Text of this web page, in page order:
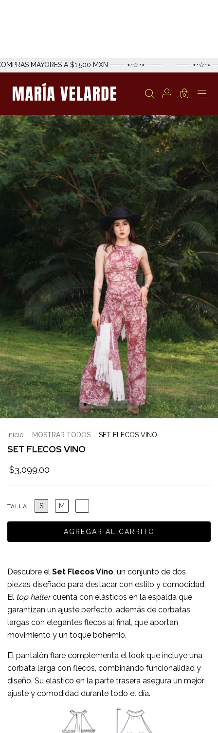
A $1,500 MXN ─── ⋆⋅☆⋅⋆ ─── ─── ⋆⋅☆⋅⋆ ─── ENVÍO
0
Inicio . MOSTRAR TODOS . SET FLECOS VINO
SET FLECOS VINO
$3,099.00
TALLA S M L
Descubre el Set Flecos Vino, un conjunto de dos
piezas diseñado para destacar con estilo y comodidad.
El top haltercuenta con elásticos en la espalda que
garantizan un ajuste perfecto, además de corbatas
largas con elegantes flecos al final, que aportan
movimiento y un toque bohemio.
El pantalón flare complementa el look que incluye una
corbata larga con flecos, combinando funcionalidad y
diseño. Su elástico en la parte trasera asegura un mejor
ajuste y comodidad durante todo el día.